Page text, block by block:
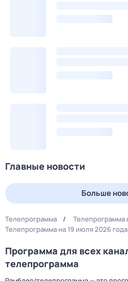
Главные новости
Больше
Телепрограмма
Телепрограмма
Телепрограмма на 19 июля 2026
Программа для всех
телепрограмма